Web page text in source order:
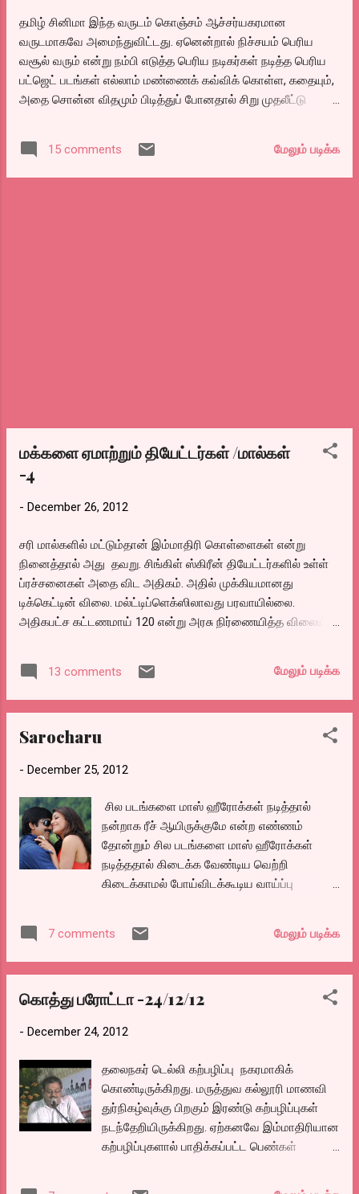
இனியும் அடிப்பட உடலில் இடமில்லை என்றும்
வயது வேறு ஆகிவிட்டதால் இத்துடன் இனி
ஆக்‌ஷன் படங்களில் நடிக்கப் போவதில்லை என்று
அறிவித்த பிறகு வெளிவரும் படம் சைனீஸ்
சோடியாக் 12.
தமிழ் சினிமா இந்த வருடம் கொஞ்சம் ஆச்சர்யகரமான
வருடமாகவே அமைந்துவிட்டது. ஏனென்றால் நிச்சயம் பெரிய
வசூல் வரும் என்று நம்பி எடுத்த பெரிய நடிகர்கள் நடித்த பெரிய
பட்ஜெட் படங்கள் எல்லாம் மண்ணைக் கவ்விக் கொள்ள, கதையும்,
அதை சொன்ன விதமும் பிடித்துப் போனதால் சிறு முதலீட்டு
தயாரிப்பாளர்கள் உருவாக்கிய வருடமிது. அது மட்டுமில்லாமல்
சிறிய படங்களை வாங்க ஆளில்லை என்ற நிலை மாறி நான் நீ
என்று போட்டிப் போட்டுக் கொண்டு புதிய விநியோகஸ்தர்கள் வேறு
15 comments மேலும் படிக்க
மக்களை ஏமாற்றும் தியேட்டர்கள் /மால்கள்
-4
- December 26, 2012
சரி மால்களில் மட்டும்தான் இம்மாதிரி கொள்ளைகள் என்று
நினைத்தால் அது தவறு. சிங்கிள் ஸ்கிரீன் தியேட்டர்களில் உள்ள்
ப்ரச்சனைகள் அதை விட அதிகம். அதில் முக்கியமானது
டிக்கெட்டின் விலை. மல்ட்டிப்ளெக்ஸிலாவது பரவாயில்லை.
அதிகபட்ச கட்டணமாய் 120 என்று அரசு நிர்ணையித்த விலையில்
சென்னையில் சிங்கிள் ஸ்கீரின் தியேட்டர்களின் அதிகபட்ச அரசு
நிர்ணைய விலை 50. குறைந்த பட்ச டிக்கெட் 10. ஆனால்
தாம்பரம் வித்யா என்று லிஸ்ட் எடுத்தால் எல்லா தியேட்டர்களிலும்
இன்னும் சில தியேட்டர்களில் பெரிய நடிகர்கள் படமாய்
அமைந்துவிட்டால் 200,300 என்று தான் முதல் மூன்று
நாட்களுக்கு. இவர்களிடம் ஏன் இப்படி விற்கிறீர்கள் என்று
கேட்டால் படத்தை வாங்கிய விநியோகஸ்தர்களிடமிருந்து அதிக
விலை எம்.ஜி கொடுத்திருக்கிறோம் அதை வசூல் செய்ய வேறு
வழி கிடையாது என்பார்கள்.
13 comments மேலும் படிக்க
Sarocharu
- December 25, 2012
சில படங்களை மாஸ் ஹீரோக்கள் நடித்தால்
நன்றாக ரீச் ஆயிருக்குமே என்ற எண்ணம்
தோன்றும் சில படங்களை மாஸ் ஹீரோக்கள்
நடித்ததால் கிடைக்க வேண்டிய வெற்றி
கிடைக்காமல் போய்விடக்கூடிய வாய்ப்பு
7 comments மேலும் படிக்க
கொத்து பரோட்டா -24/12/12
- December 24, 2012
தலைநகர் டெல்லி கற்பழிப்பு நகரமாகிக்
கொண்டிருக்கிறது. மருத்துவ கல்லூரி மாணவி
துர்நிகழ்வுக்கு பிறகும் இரண்டு கற்பழிப்புகள்
நடந்தேறியிருக்கிறது. ஏற்கனவே இம்மாதிரியான
கற்பழிப்புகளால் பாதிக்கப்பட்ட பெண்கள்